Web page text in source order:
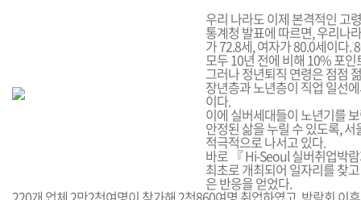
하
기
하
기
우리 나라도 이제 본격적인 고
통계청 발표에 따르면, 우리나
가 72.8세, 여자가 80.0세이다.
모두 10년 전에 비해 10% 포인
그러나 정년퇴직 연령은 점점
장년층과 노년층이 직업 일선
이다.
이에 실버세대들이 노년기를
안정된 삶을 누릴 수 있도록,
적극적으로 나서고 있다.
바로 『 Hi-Seoul 실버취업박
최초로 개최되어 일자리를 찾
은 반응을 얻었다.